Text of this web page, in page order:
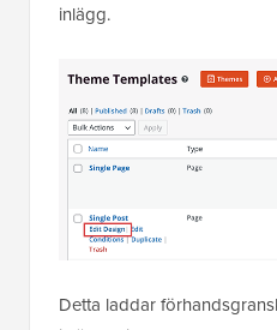
inlägg.
Detta laddar